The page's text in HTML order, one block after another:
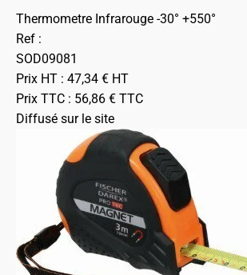
Thermometre Infrarouge -30° +550°
Ref :
SOD09081
Prix HT : 47,34 € HT
Prix TTC : 56,86 € TTC
Diffusé sur le site